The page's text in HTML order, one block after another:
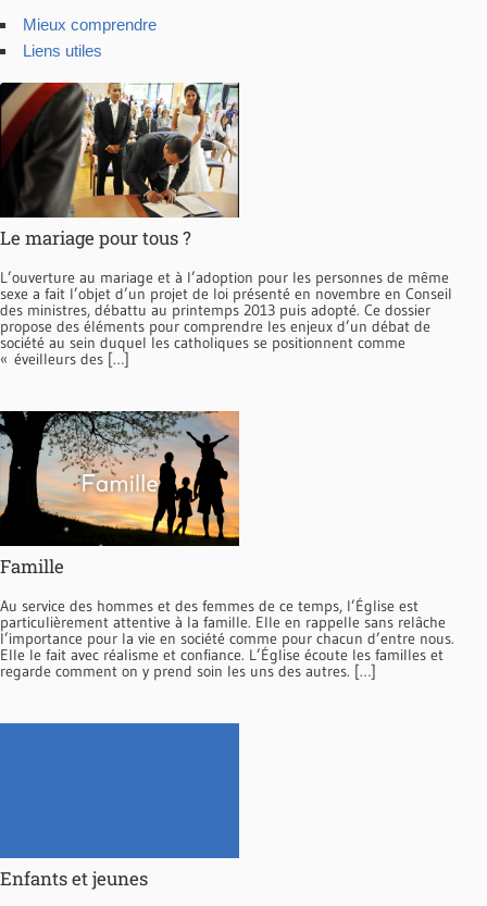
Mieux comprendre
Liens utiles
Le mariage pour tous ?
L’ouverture au mariage et à l’adoption pour les personnes de même
sexe a fait l’objet d’un projet de loi présenté en novembre en Conseil
des ministres, débattu au printemps 2013 puis adopté. Ce dossier
propose des éléments pour comprendre les enjeux d’un débat de
société au sein duquel les catholiques se positionnent comme
« éveilleurs des […]
Famille
Au service des hommes et des femmes de ce temps, l’Église est
particulièrement attentive à la famille. Elle en rappelle sans relâche
l’importance pour la vie en société comme pour chacun d’entre nous.
Elle le fait avec réalisme et confiance. L’Église écoute les familles et
regarde comment on y prend soin les uns des autres. […]
Enfants et jeunes